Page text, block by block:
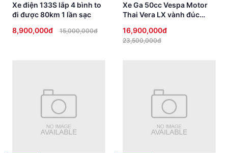
Xe điện 133S lắp 4 bình to
đi được 80km 1 lần sạc
8,900,000đ
15,000,000đ
Xe Ga 50cc Vespa Motor
Thai Vera LX vành đúc
16,900,000đ
23,500,000đ